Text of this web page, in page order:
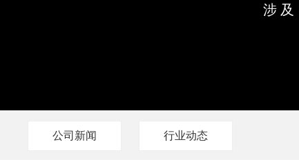
涉
公司新闻 行业动态